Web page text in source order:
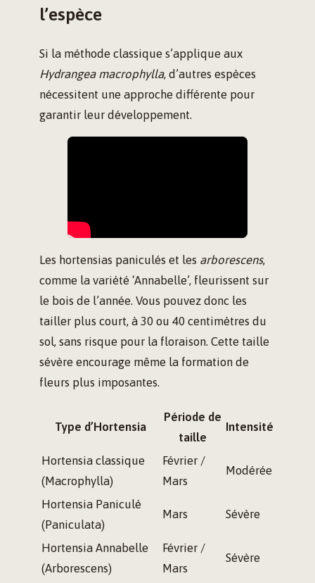
l’espèce
Si la méthode classique s’applique aux
Hydrangea macrophylla, d’autres espèces
nécessitent une approche différente pour
garantir leur développement.
Les hortensias paniculés et les arborescens,
comme la variété ‘Annabelle’, fleurissent sur
le bois de l’année. Vous pouvez donc les
tailler plus court, à 30 ou 40 centimètres du
sol, sans risque pour la floraison. Cette taille
sévère encourage même la formation de
fleurs plus imposantes.
Type d’Hortensia
Période de
taille
Intensité
Hortensia classique
(Macrophylla)
Février /
Mars
Modérée
Hortensia Paniculé
(Paniculata)
Mars Sévère
Hortensia Annabelle
(Arborescens)
Février /
Mars
Sévère